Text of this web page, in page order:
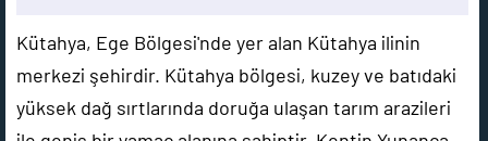
Kütahya, Ege Bölgesi'nde yer alan Kütahya ilinin
merkezi şehirdir. Kütahya bölgesi, kuzey ve batıdaki
yüksek dağ sırtlarında doruğa ulaşan tarım arazileri